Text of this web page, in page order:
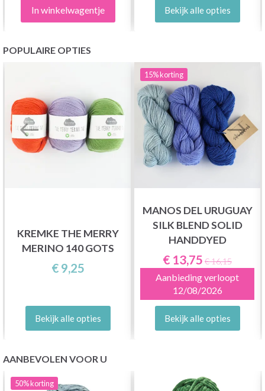
In winkelwagentje Bekijk alle opties
POPULAIRE OPTIES
KREMKE THE MERRY
MERINO 140 GOTS
€ 9,25
Bekijk alle opties
15%korting
MANOS DEL URUGUAY
SILK BLEND SOLID
HANDDYED
€ 13,75 € 16,15
Aanbieding verloopt
12/08/2026
Bekijk alle opties
AANBEVOLEN VOOR U
50%korting